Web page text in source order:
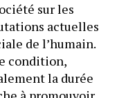
sur les
actuelles
de l’humain.
condition,
la durée